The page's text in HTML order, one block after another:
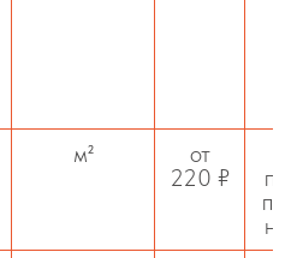
м²
от
220 ₽
по
на